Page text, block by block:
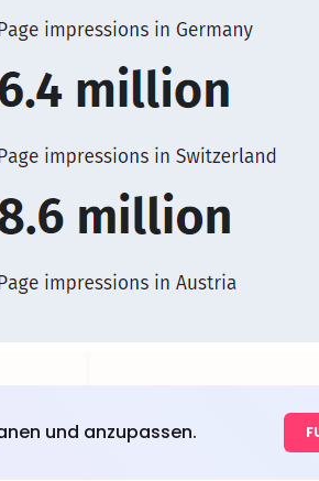
und anzupassen.